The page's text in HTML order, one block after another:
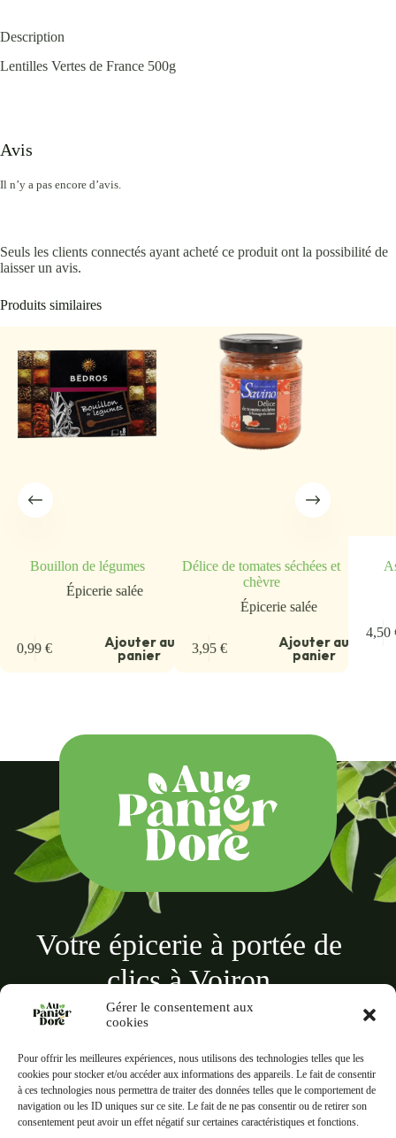
Gérer le consentement aux
cookies
Pour offrir les meilleures expériences, nous utilisons des technologies telles que les
cookies pour stocker et/ou accéder aux informations des appareils. Le fait de consentir
à ces technologies nous permettra de traiter des données telles que le comportement de
navigation ou les ID uniques sur ce site. Le fait de ne pas consentir ou de retirer son
consentement peut avoir un effet négatif sur certaines caractéristiques et fonctions.
Description
Lentilles Vertes de France 500g
Avis
Il n’y a pas encore d’avis.
Seuls les clients connectés ayant acheté ce produit ont la possibilité de
laisser un avis.
Produits similaires
Bouillon de légumes
Épicerie salée
0,99€ Ajouter au
panier
Délice de tomates séchées et
chèvre
Épicerie salée
3,95 € Ajouter au
panier
4,50
Votre épicerie à portée de
clics à Voiron
Au panier doré
18 Rue des Terreaux, 38500 Voiron